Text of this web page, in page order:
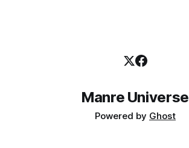
Manre Universe
Powered by Ghost